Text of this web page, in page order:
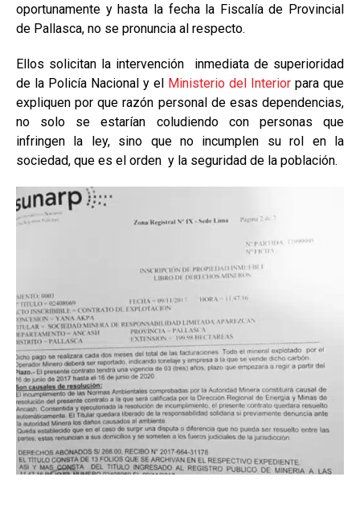
oportunamente y hasta la fecha la Fiscalía de Provincial
de Pallasca, no se pronuncia al respecto.
Ellos solicitan la intervención inmediata de superioridad
de la Policía Nacional y el Ministerio del Interior para que
expliquen por que razón personal de esas dependencias,
no solo se estarían coludiendo con personas que
infringen la ley, sino que no incumplen su rol en la
sociedad, que es el orden y la seguridad de la población.